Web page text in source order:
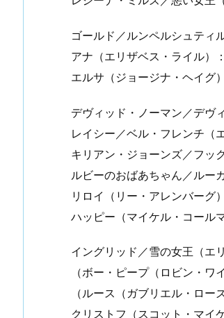
ゴールド／ルンペルシュティ
アナ（エリザベス・ライル）
エルサ（ジョージナ・ヘイグ
デヴィッド・ノーマン／デヴ
レイシー／ベル・フレンチ（
キリアン・ジョーンズ／フッ
ルビーのおばあちゃん／ルー
リロイ（リー・アレンバーグ
ハッピー（マイケル・コール
イングリッド／雪の女王（エ
（ボー・ピープ（ロビン・ワ
（ルース（ガブリエル・ロー
クリストフ（スコット・マイ